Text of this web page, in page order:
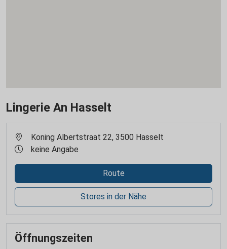
Lingerie An Hasselt
Koning Albertstraat 22, 3500 Hasselt
keine Angabe
Route
Stores in der Nähe
Öffnungszeiten